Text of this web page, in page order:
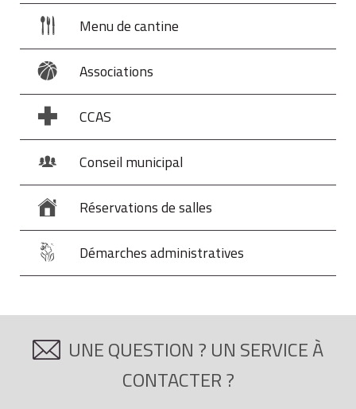
Menu de cantine
Associations
CCAS
Conseil municipal
Réservations de salles
Démarches administratives
UNE QUESTION ? UN SERVICE À
CONTACTER ?